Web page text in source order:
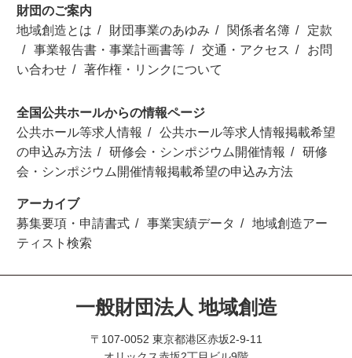
財団のご案内
地域創造とは
財団事業のあゆみ 関係者名簿
定款
事業報告書・事業計画書等
交通・アクセス
お問
い合わせ
著作権・リンクについて
全国公共ホールからの情報ページ
公共ホール等求人情報
公共ホール等求人情報掲載希望
の申込み方法
研修会・シンポジウム開催情報
研修
会・シンポジウム開催情報掲載希望の申込み方法
アーカイブ
募集要項・申請書式
事業実績データ
地域創造アー
ティスト検索
一般財団法人 地域創造
〒107-0052 東京都港区赤坂2-9-11